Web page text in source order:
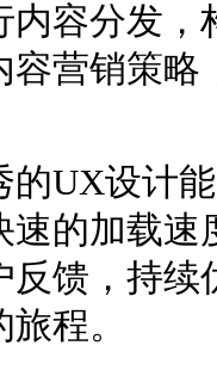
内容分发
容营销策
的UX设计
速的加载
反馈，持
程。